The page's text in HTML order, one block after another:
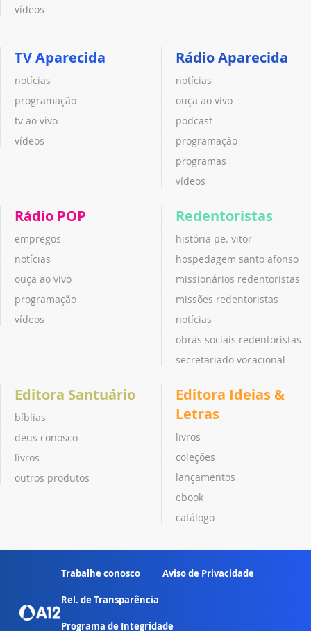
vídeos
TV Aparecida
notícias
programação
tv ao vivo
vídeos
Rádio Aparecida
notícias
ouça ao vivo
podcast
programação
programas
vídeos
Rádio POP
empregos
notícias
ouça ao vivo
programação
vídeos
Redentoristas
história pe. vitor
hospedagem santo afonso
missionários redentoristas
missões redentoristas
notícias
obras sociais redentoristas
secretariado vocacional
Editora Santuário
bíblias
deus conosco
livros
outros produtos
Editora Ideias &
Letras
livros
coleções
lançamentos
ebook
catálogo
Trabalhe conosco Aviso de Privacidade
Rel. de Transparência
Programa de Integridade